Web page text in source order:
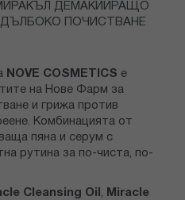
МИРАКЪЛ ДЕМАКИИРАЩО
ПОЧИСТВАНЕ
NOVE COSMETICS е
на Нове Фарм за
и грижа против
Комбинацията от
пяна и серум с
рутина за по-чиста, по-
Cleansing Oil , Miracle